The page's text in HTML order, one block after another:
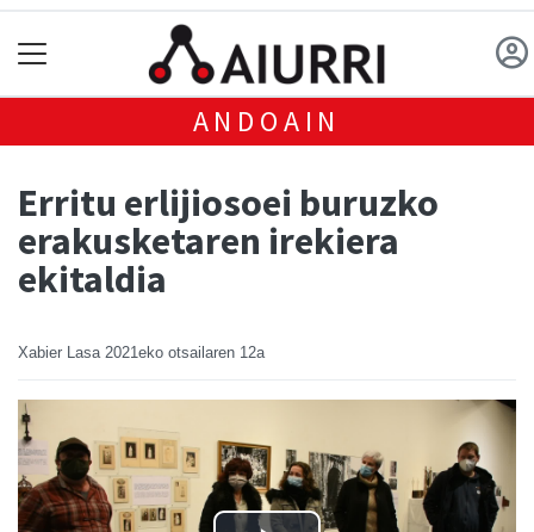
ANDOAIN
Erritu erlijiosoei buruzko
erakusketaren irekiera
ekitaldia
Xabier Lasa 2021eko otsailaren 12a